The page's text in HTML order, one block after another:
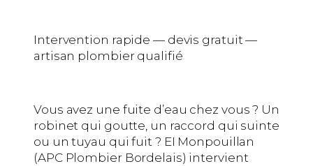
Intervention rapide — devis gratuit —
artisan plombier qualifié
Vous avez une fuite d’eau chez vous ? Un
robinet qui goutte, un raccord qui suinte
ou un tuyau qui fuit ? EI Monpouillan
(APC Plombier Bordelais) intervient